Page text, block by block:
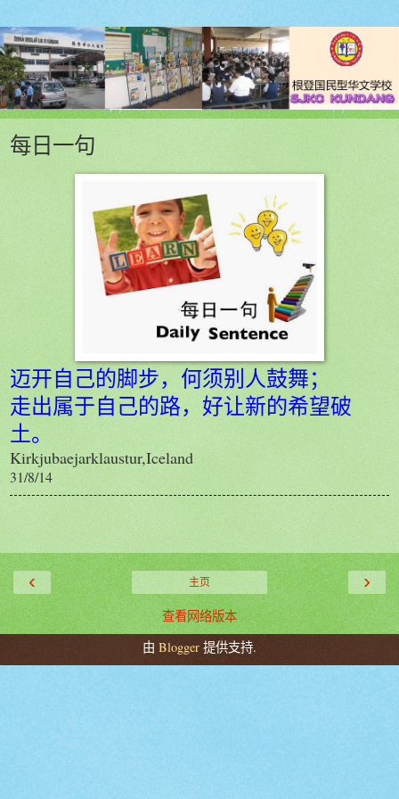
每日一句
迈开自己的脚步，何须别人鼓舞；
走出属于自己的路，好让新的希望破
土。
Kirkjubaejarklaustur,Iceland
31/8/14
‹ ›
主页
查看网络版本
由 Blogger 提供支持.